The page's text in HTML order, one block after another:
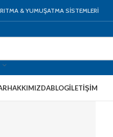
& YUMUŞATMA SİSTEMLERİ
HAKKIMIZDABLOGİLETIŞIM